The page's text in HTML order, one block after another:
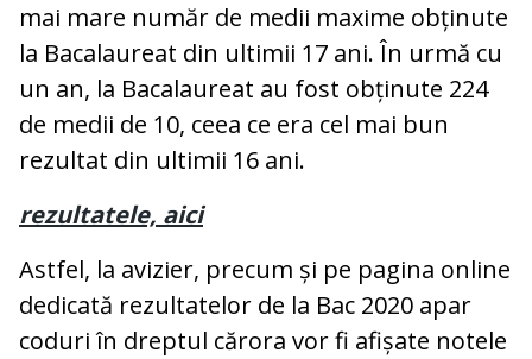
mai mare număr de medii maxime obținute
la Bacalaureat din ultimii 17 ani. În urmă cu
un an, la Bacalaureat au fost obținute 224
de medii de 10, ceea ce era cel mai bun
rezultat din ultimii 16 ani.
rezultatele, aici
Astfel, la avizier, precum și pe pagina online
dedicată rezultatelor de la Bac 2020 apar
coduri în dreptul cărora vor fi afișate notele